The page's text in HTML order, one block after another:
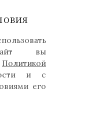
вы
Политикой
и с
его